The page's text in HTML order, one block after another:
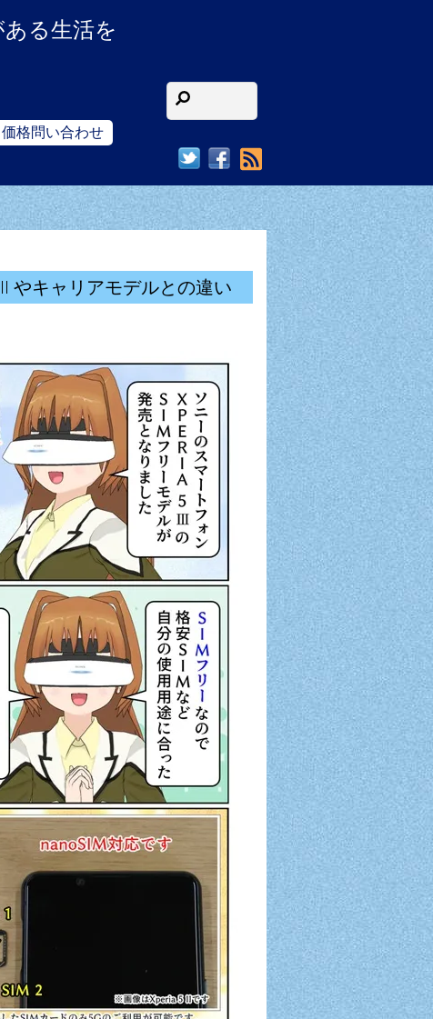
る生活を
価格問い合わせ
やキャリアモデルとの違い